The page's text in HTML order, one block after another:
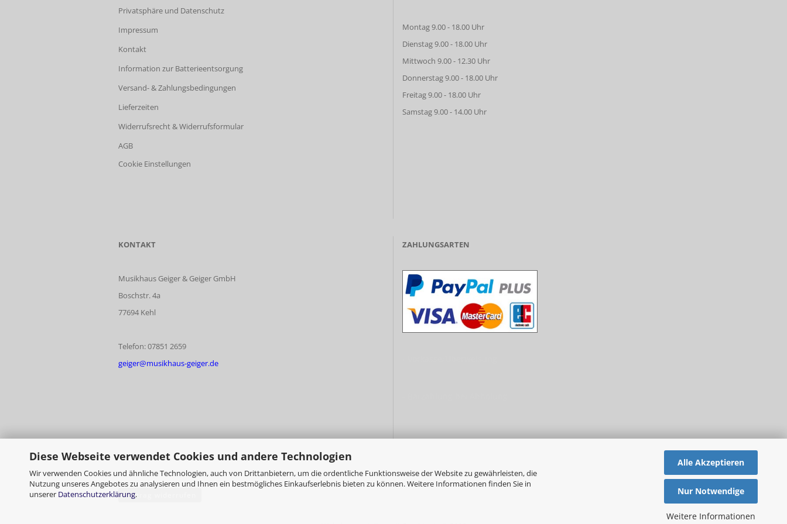
Diese Webseite verwendet Cookies und andere Technologien
Wir verwenden Cookies und ähnliche Technologien, auch von Drittanbietern, um die ordentliche Funktionsweise der Website zu gewährleisten, die
Nutzung unseres Angebotes zu analysieren und Ihnen ein bestmögliches Einkaufserlebnis bieten zu können. Weitere Informationen finden Sie in
unserer Datenschutzerklärung.
Alle Akzeptieren
Nur Notwendige
Weitere Informationen
Privatsphäre und Datenschutz
Impressum
Kontakt
Information zur Batterieentsorgung
Versand- & Zahlungsbedingungen
Lieferzeiten
Widerrufsrecht & Widerrufsformular
AGB
Cookie Einstellungen
Montag 9.00 - 18.00 Uhr
Dienstag 9.00 - 18.00 Uhr
Mittwoch 9.00 - 12.30 Uhr
Donnerstag 9.00 - 18.00 Uhr
Freitag 9.00 - 18.00 Uhr
Samstag 9.00 - 14.00 Uhr
KONTAKT
Musikhaus Geiger & Geiger GmbH
Boschstr. 4a
77694 Kehl
Telefon: 07851 2659
geiger@musikhaus-geiger.de
ZAHLUNGSARTEN
Vertrag widerrufen